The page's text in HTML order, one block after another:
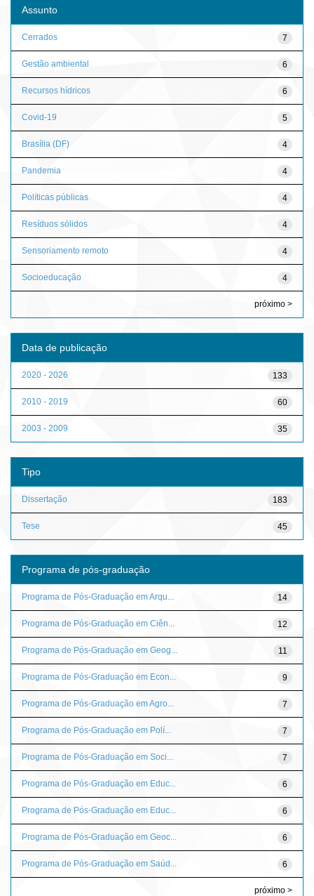
Assunto
7
Cerrados
6
Gestão ambiental
6
Recursos hídricos
5
Covid-19
4
Brasília (DF)
4
Pandemia
4
Políticas públicas
4
Resíduos sólidos
4
Sensoriamento remoto
4
Socioeducação
próximo >
Data de publicação
133
2020 - 2026
60
2010 - 2019
35
2003 - 2009
Tipo
183
Dissertação
45
Tese
Programa de pós-graduação
14
Programa de Pós-Graduação em Arqu...
12
Programa de Pós-Graduação em Ciên...
11
Programa de Pós-Graduação em Geog...
9
Programa de Pós-Graduação em Econ...
7
Programa de Pós-Graduação em Agro...
7
Programa de Pós-Graduação em Polí...
7
Programa de Pós-Graduação em Soci...
6
Programa de Pós-Graduação em Educ...
6
Programa de Pós-Graduação em Educ...
6
Programa de Pós-Graduação em Geoc...
6
Programa de Pós-Graduação em Saúd...
próximo >